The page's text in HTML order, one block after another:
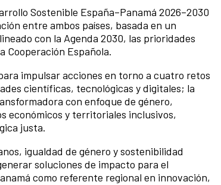
Sostenible España–Panamá 2026–2030
entre ambos países, basada en un
con la Agenda 2030, las prioridades
Cooperación Española.
impulsar acciones en torno a cuatro retos
científicas, tecnológicas y digitales; la
con enfoque de género,
económicos y territoriales inclusivos,
justa.
igualdad de género y sostenibilidad
soluciones de impacto para el
como referente regional en innovación,